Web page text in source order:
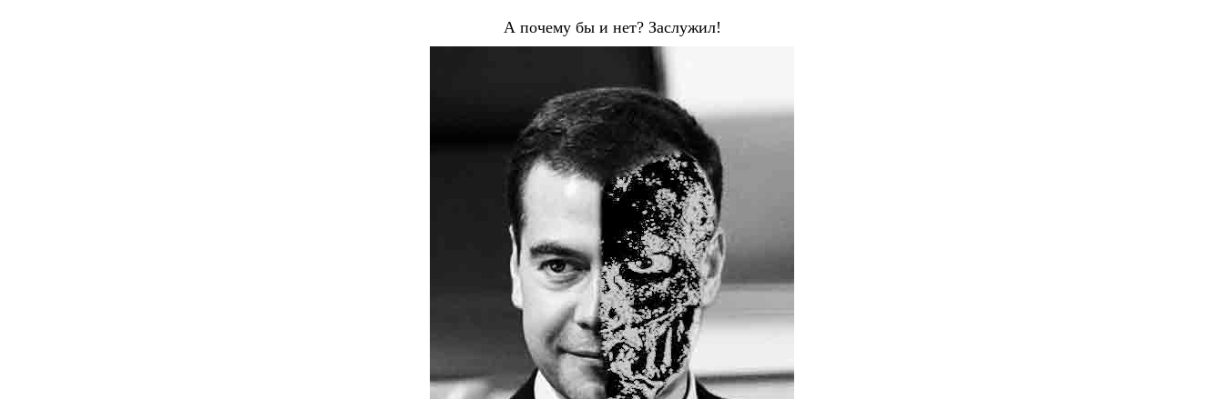
А почему бы и нет? Заслужил!